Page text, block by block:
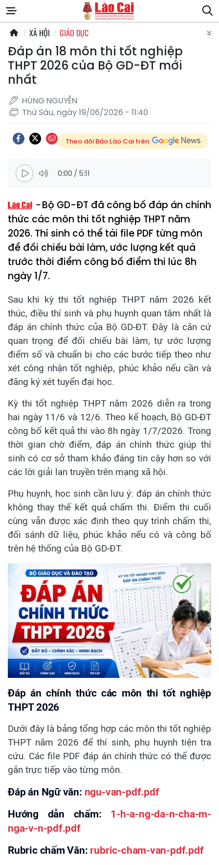
XÃ HỘI GIÁO DỤC
Đáp án 18 môn thi tốt nghiệp
THPT 2026 của Bộ GD-ĐT mới
nhất
HÙNG NGUYỄN
Thứ Sáu, ngày 19/06/2026 - 11:40
Theo dõi Báo Lào Cai trên
0:00 / 5:11
Bộ GD-ĐT đã công bố đáp án chính
thức các môn thi tốt nghiệp THPT năm
2026. Thí sinh có thể tải file PDF từng môn
để đối chiếu bài làm, ước lượng kết quả
trước thời điểm công bố điểm thi lúc 8h
ngày 1/7.
Sau khi kỳ thi tốt nghiệp THPT năm 2026 kết
thúc, điều thí sinh và phụ huynh quan tâm nhất là
đáp án chính thức của Bộ GD-ĐT. Đây là căn cứ
quan trọng để đối chiếu bài làm, tự ước lượng
điểm số và chuẩn bị cho các bước tiếp theo như
xét công nhận tốt nghiệp, phúc khảo nếu cần và
đăng ký xét tuyển đại học.
Kỳ thi tốt nghiệp THPT năm 2026 diễn ra trong
hai ngày 11/6 và 12/6. Theo kế hoạch, Bộ GD-ĐT
công bố kết quả thi vào 8h ngày 1/7/2026. Trong
thời gian chờ điểm, đáp án chính thức giúp thí
sinh có cơ sở tham khảo đáng tin cậy hơn so với
các lời giải lan truyền trên mạng xã hội.
Phụ huynh, học sinh cần lưu ý: đáp án chính thức
không thay thế kết quả chấm thi. Điểm thi cuối
cùng vẫn được xác định theo quy trình chấm thi,
đối sánh dữ liệu, phúc khảo nếu có và công bố
trên hệ thống của Bộ GD-ĐT.
Đáp án chính thức các môn thi tốt nghiệp
THPT 2026
Dưới đây là bảng tổng hợp các môn thi tốt nghiệp
THPT năm 2026 để thí sinh, phụ huynh tiện tra
cứu. Các file PDF đáp án chính thức có thể được
gắn trực tiếp vào từng môn.
Đáp án Ngữ văn: ngu-van-pdf.pdf
Hướng dẫn chấm: 1-h-a-ng-da-n-cha-m-
nga-v-n-pdf.pdf
Rubric chấm Văn: rubric-cham-van-pdf.pdf